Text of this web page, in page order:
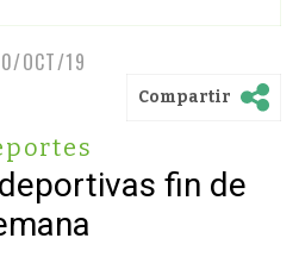
OCT/19
Compartir
fin de